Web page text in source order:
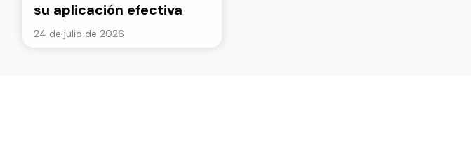
su aplicación efectiva
24 de julio de 2026